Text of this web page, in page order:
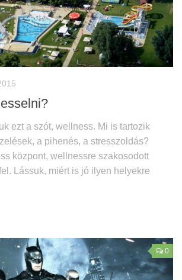
ezt a szót, wellness. Mi is tartozik
a pihenés, a stresszoldás?
központ, wellnessre szakosodott
Lássuk, miért is jó ilyen helyekre
0